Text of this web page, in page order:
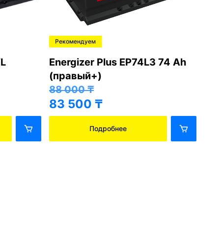
Рекомендуем
Energizer Plus EP74L3 74 Ah
(правый+)
88 000₸
83 500 ₸
Подробнее